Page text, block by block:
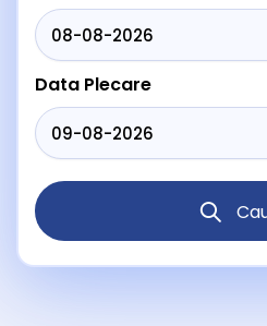
Data Plecare